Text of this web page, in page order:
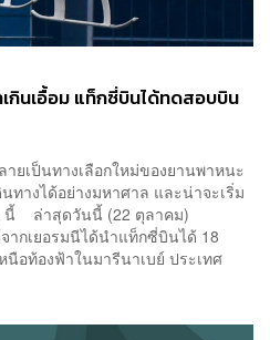
กินเอื้อม แท็กซี่บินได้ทดสอบบิน
ยเป็นทางเลือกใหม่ของยานพาหนะ
ทางได้อย่างมหาศาล และน่าจะเริ่ม
นี้ ล่าสุดวันนี้ (22 ตุลาคม)
กเยอรมนีได้นำแท็กซี่บินได้ 18
นือท้องฟ้าในมารีนาเบย์ ประเทศ